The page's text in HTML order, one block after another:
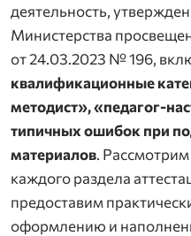
деятельность,
Министерства
от 24.03.2023 № 196,
квалификационные
методист», «педагог-
типичных ошибок при
материалов.
каждого раздела
предоставим
оформлению и